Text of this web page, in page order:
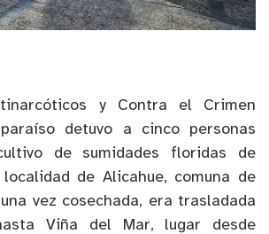
y Contra el Crimen
detuvo a cinco personas
de sumidades floridas de
de Alicahue, comuna de
vez cosechada, era trasladada
Viña del Mar, lugar desde